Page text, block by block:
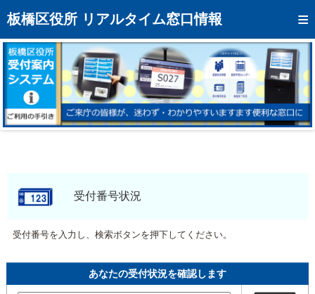
板橋区役所 リアルタイム窓口情報
トップページへ
混雑予想カレンダー
リアルタイム混雑状況
リアルタイム受付番号状況
メール通知登録
モバイルサイト受付番号状況
受付番号を入力し、検索ボタンを押下してください。
あなたの受付状況を確認します